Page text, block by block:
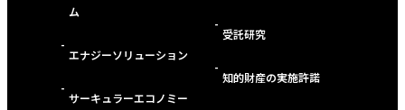
ム
-
エナジーソリューション
-
サーキュラーエコノミー
-
受託研究
-
知的財産の実施許諾